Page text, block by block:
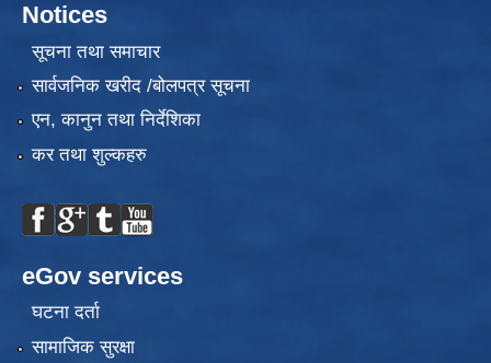
Notices
सूचना तथा समाचार
सार्वजनिक खरीद /बोलपत्र सूचना
एन, कानुन तथा निर्देशिका
कर तथा शुल्कहरु
eGov services
घटना दर्ता
सामाजिक सुरक्षा